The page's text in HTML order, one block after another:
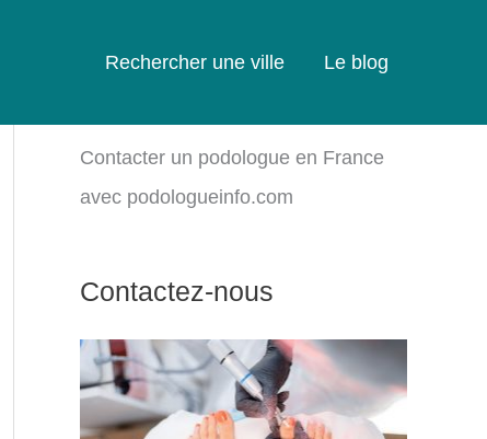
Rechercher une ville Le blog
Contacter un podologue en France
avec podologueinfo.com
Contactez-nous